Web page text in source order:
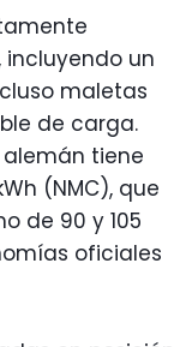
incluyendo un
maletas
de carga.
tiene
(NMC), que
de 90 y 105
oficiales